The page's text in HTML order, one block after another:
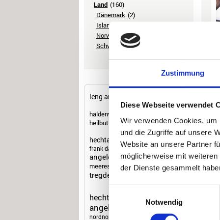
Zustimmung
Diese Webseite verwendet
Wir verwenden Cookies,
und die Zugriffe auf unsere
Website an unsere Partner
möglicherweise mit
der Dienste gesammelt
Notwendig
Land (160)
Dänemark (2)
Island
Norwegen (141)
Schweden (8)
leng angeln
dorsch angeln
haldenvassdraget
heilbutt angeln
salz island
glomma
hechtangeln norwegen
frank dathe
angelexperten unterwegs
meeresangeln norwegen
tregde
angelfestival
hecht angeln
angeln norwegen
nordnorwegen